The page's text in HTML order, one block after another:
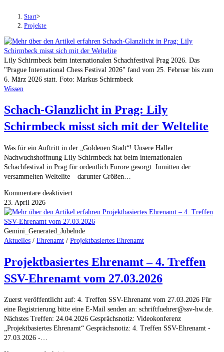
Start>
Projekte
Lily Schirmbeck beim internationalen Schachfestival Prag 2026. Das
"Prague International Chess Festival 2026" fand vom 25. Februar bis zum
6. März 2026 statt. Foto: Markus Schirmbeck
Wissen
Schach-Glanzlicht in Prag: Lily
Schirmbeck misst sich mit der Weltelite
Was für ein Auftritt in der „Goldenen Stadt“! Unsere Haller
Nachwuchshoffnung Lily Schirmbeck hat beim internationalen
Schachfestival in Prag für ordentlich Furore gesorgt. Inmitten der
versammelten Weltelite – darunter Größen…
Kommentare deaktiviertfür
Glanzlicht
in
Prag:
Lily
misst
sich
mit
Weltelite
23. April 2026
Gemini_Generated_Jubelnde
Aktuelles / Ehrenamt / Projektbasiertes Ehrenamt
Projektbasiertes Ehrenamt – 4. Treffen
SSV-Ehrenamt vom 27.03.2026
Zuerst veröffentlicht auf: 4. Treffen SSV-Ehrenamt vom 27.03.2026 Für
eine Registrierung bitte eine E‑Mail senden an: schriftfuehrer@ssv-hw.de.
Nächstes Treffen: 24.04.2026 Gesprächsnotiz: Videokonferenz
„Projektbasiertes Ehrenamt“ Gesprächsnotiz: 4. Treffen SSV-Ehrenamt -
27.03.2026 -…